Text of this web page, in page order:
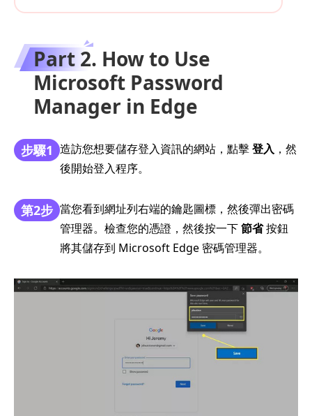
Part 2. How to Use
Microsoft Password
Manager in Edge
步驟1 造訪您想要儲存登入資訊的網站，點擊登入 ，然
後開始登入程序。
第2步 當您看到網址列右端的鑰匙圖標，然後彈出密碼
管理器。檢查您的憑證，然後按一下節省按鈕
將其儲存到 Microsoft Edge 密碼管理器。